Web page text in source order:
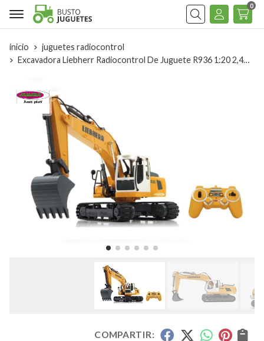
Buscar
0
inicio
juguetes radiocontrol
Excavadora Liebherr Radiocontrol De Juguete R936 1:20 2,4Ghz
COMPARTIR: